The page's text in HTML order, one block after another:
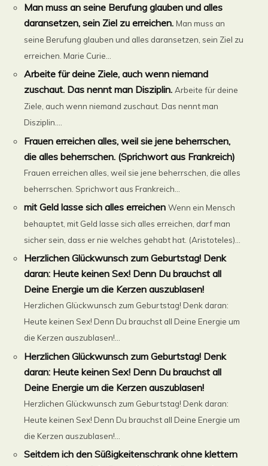
Man muss an seine Berufung glauben und alles
daransetzen, sein Ziel zu erreichen. Man muss an
seine Berufung glauben und alles daransetzen, sein Ziel zu
erreichen. Marie Curie...
Arbeite für deine Ziele, auch wenn niemand
zuschaut. Das nennt man Disziplin. Arbeite für deine
Ziele, auch wenn niemand zuschaut. Das nennt man
Disziplin....
Frauen erreichen alles, weil sie jene beherrschen,
die alles beherrschen. (Sprichwort aus Frankreich)
Frauen erreichen alles, weil sie jene beherrschen, die alles
beherrschen. Sprichwort aus Frankreich...
mit Geld lasse sich alles erreichen Wenn ein Mensch
behauptet, mit Geld lasse sich alles erreichen, darf man
sicher sein, dass er nie welches gehabt hat. (Aristoteles)...
Herzlichen Glückwunsch zum Geburtstag! Denk
daran: Heute keinen Sex! Denn Du brauchst all
Deine Energie um die Kerzen auszublasen!
Herzlichen Glückwunsch zum Geburtstag! Denk daran:
Heute keinen Sex! Denn Du brauchst all Deine Energie um
die Kerzen auszublasen!...
Herzlichen Glückwunsch zum Geburtstag! Denk
daran: Heute keinen Sex! Denn Du brauchst all
Deine Energie um die Kerzen auszublasen!
Herzlichen Glückwunsch zum Geburtstag! Denk daran:
Heute keinen Sex! Denn Du brauchst all Deine Energie um
die Kerzen auszublasen!...
Seitdem ich den Süßigkeitenschrank ohne klettern